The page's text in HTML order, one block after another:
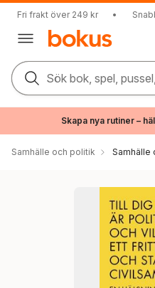
Fri frakt över 249 kr •
Sök bok, spel,
Skapa nya rutiner –
Samhälle och politik Samhälle